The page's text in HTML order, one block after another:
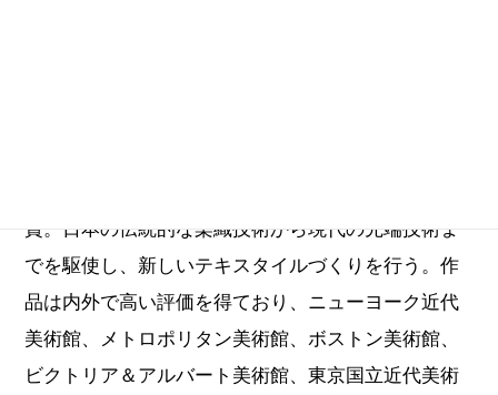
賞。日本の伝統的な染織技術から現代の先端技術ま
でを駆使し、新しいテキスタイルづくりを行う。作
品は内外で高い評価を得ており、ニューヨーク近代
美術館、メトロポリタン美術館、ボストン美術館、
ビクトリア＆アルバート美術館、東京国立近代美術